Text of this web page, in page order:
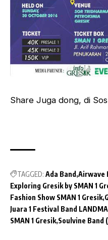
Share Juga dong, di
TAGGED: Ada Band Airwave
Exploring Gresik by SMAN 1
Fashion Show SMAN 1 Gresik
Juara 1 Festival Band
SMAN 1 Gresik Soulvine Band